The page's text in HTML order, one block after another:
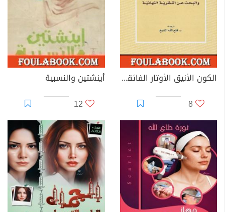
الكون الأنيق الأوتار الفائقة والأبعاد الدفينة والبحث عن النظرية النهائية
8
أينشتين والنسبية
12